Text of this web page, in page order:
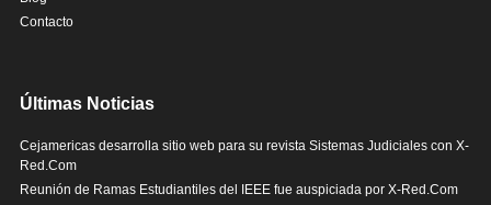
Contacto
Últimas Noticias
Cejamericas desarrolla sitio web para su revista Sistemas Judiciales con X-
Red.Com
Reunión de Ramas Estudiantiles del IEEE fue auspiciada por X-Red.Com